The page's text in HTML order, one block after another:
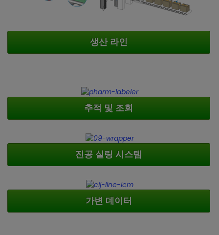
생산 라인
추적 및 조회
진공 실링 시스템
가변 데이터